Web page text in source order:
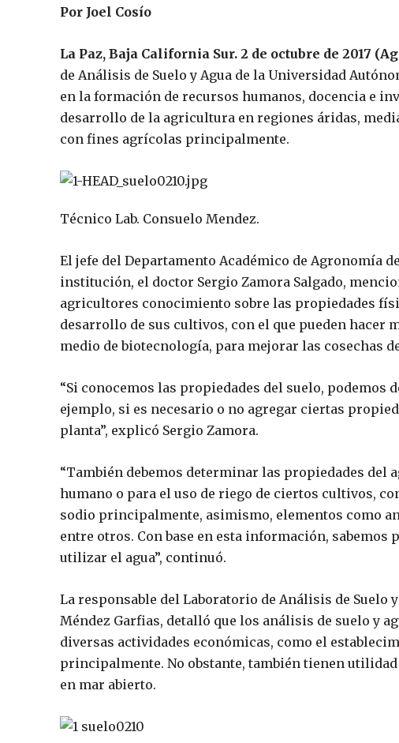
Por Joel Cosío
La Paz, Baja California Sur. 2 de octubre de 2017
de Análisis de Suelo y Agua de la Universidad
en la formación de recursos humanos, docencia e
desarrollo de la agricultura en regiones áridas,
con fines agrícolas principalmente.
Técnico Lab. Consuelo Mendez.
El jefe del Departamento Académico de Agronomía
institución, el doctor Sergio Zamora Salgado,
agricultores conocimiento sobre las propiedades
desarrollo de sus cultivos, con el que pueden hacer
medio de biotecnología, para mejorar las cosechas
“Si conocemos las propiedades del suelo, podemos
ejemplo, si es necesario o no agregar ciertas
planta”, explicó Sergio Zamora.
“También debemos determinar las propiedades del
humano o para el uso de riego de ciertos cultivos,
sodio principalmente, asimismo, elementos como
entre otros. Con base en esta información, sabemos
utilizar el agua”, continuó.
La responsable del Laboratorio de Análisis de Suelo
Méndez Garfias, detalló que los análisis de suelo y
diversas actividades económicas, como el
principalmente. No obstante, también tienen
en mar abierto.